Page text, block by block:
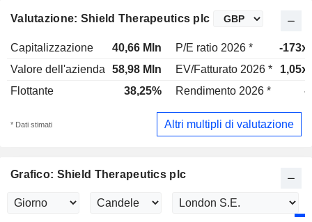
Valutazione: Shield Therapeutics plc
Capitalizzazione 40,66 Mln P/E ratio 2026 *
-173x
Valore dell'azienda
58,98 Mln EV/Fatturato 2026 *
1,05x
Flottante
38,25% Rendimento 2026 * -
* Dati stimati Altri multipli di valutazione
Grafico: Shield Therapeutics plc